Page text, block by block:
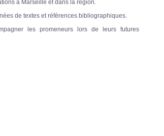
à Marseille et dans la région.
de textes et références bibliographiques.
les promeneurs lors de leurs futures